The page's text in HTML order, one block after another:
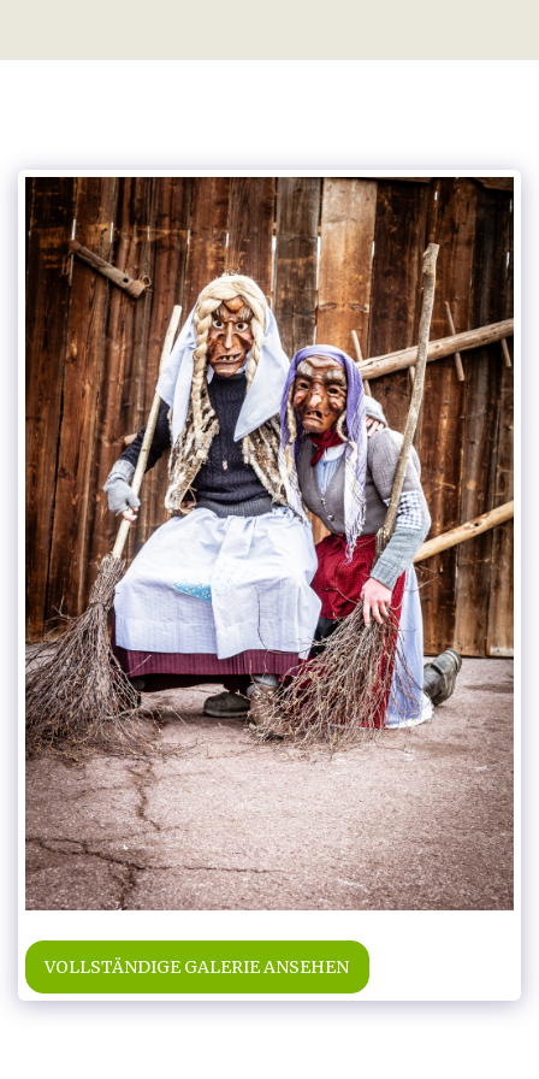
VOLLSTÄNDIGE GALERIE ANSEHEN